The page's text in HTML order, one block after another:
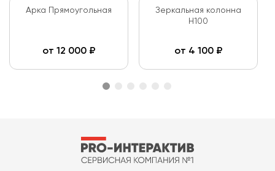
Арка Прямоугольная
от 12 000₽
Зеркальная колонна
H100
от 4 100₽